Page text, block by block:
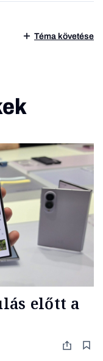
Téma követése
előtt a